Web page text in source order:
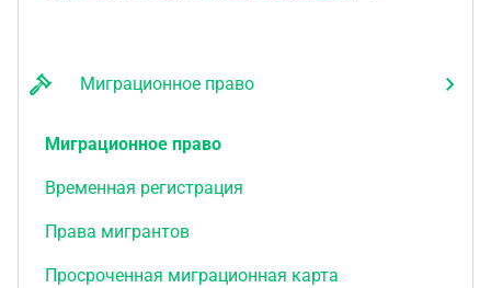
Миграционное право
Миграционное право
Временная регистрация
Права мигрантов
Просроченная миграционная карта